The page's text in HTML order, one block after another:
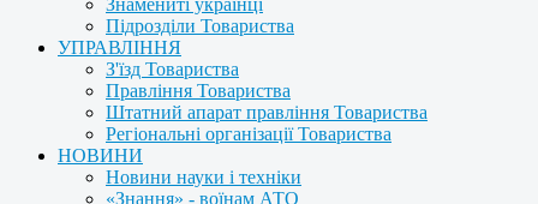
Знамениті українці
Підрозділи Товариства
УПРАВЛІННЯ
З'їзд Товариства
Правління Товариства
Штатний апарат правління Товариства
Регіональні організації Товариства
НОВИНИ
Новини науки і техніки
«Знання» - воїнам АТО